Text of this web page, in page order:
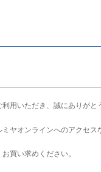
用いただき、誠にありがと
ヤオンラインへのアクセス
買い求めください。